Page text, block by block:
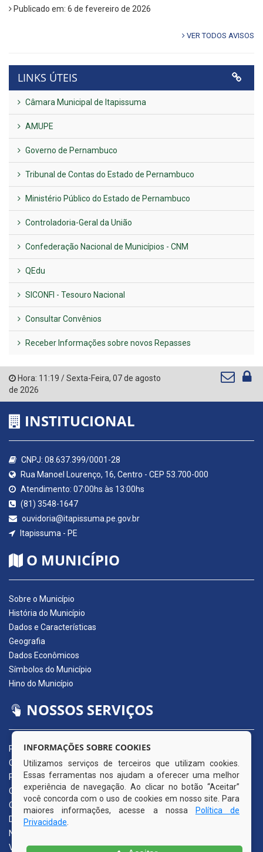
Publicado em: 6 de fevereiro de 2026
VER TODOS AVISOS
LINKS ÚTEIS
Câmara Municipal de Itapissuma
AMUPE
Governo de Pernambuco
Tribunal de Contas do Estado de Pernambuco
Ministério Público do Estado de Pernambuco
Controladoria-Geral da União
Confederação Nacional de Municípios - CNM
QEdu
SICONFI - Tesouro Nacional
Consultar Convênios
Receber Informações sobre novos Repasses
Hora: 11:19 /Sexta-Feira, 07 de agosto
de 2026
INSTITUCIONAL
CNPJ: 08.637.399/0001-28
Rua Manoel Lourenço, 16, Centro - CEP 53.700-000
Atendimento: 07:00hs às 13:00hs
(81) 3548-1647
ouvidoria@itapissuma.pe.gov.br
Itapissuma - PE
O MUNICÍPIO
Sobre o Município
História do Município
Dados e Características
Geografia
Dados Econômicos
Símbolos do Município
Hino do Município
NOSSOS SERVIÇOS
Portal da Transparência
Carta de Serviços ao Usuário
Pedido de Acesso à Informação (e-SIC)
Ouvidoria Municipal
Quadro de Avisos
Diário Oficial da AMUPE
Nota Fiscal Eletrônica
Validador Nota Fiscal
INFORMAÇÕES SOBRE COOKIES
Utilizamos serviços de terceiros que utilizam cookies.
Essas ferramentas nos ajudam a oferecer uma melhor
experiência de navegação. Ao clicar no botão “Aceitar”
você concorda com o uso de cookies em nosso site. Para
maiores informações, acesse a nossa
Política de
Privacidade